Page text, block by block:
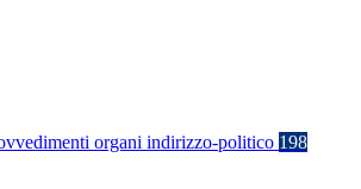
organi indirizzo-politico 198